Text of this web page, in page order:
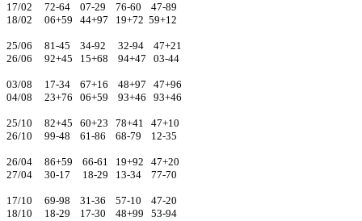
17/02 72-64 07-29 76-60 47-89
18/02 06+59 44+97 19+72 59+12
25/06 81-45 34-92 32-94 47+21
26/06 92+45 15+68 94+47 03-44
03/08 17-34 67+16 48+97 47+96
04/08 23+76 06+59 93+46 93+46
25/10 82+45 60+23 78+41 47+10
26/10 99-48 61-86 68-79 12-35
26/04 86+59 66-61 19+92 47+20
27/04 30-17 18-29 13-34 77-70
17/10 69-98 31-36 57-10 47-20
18/10 18-29 17-30 48+99 53-94